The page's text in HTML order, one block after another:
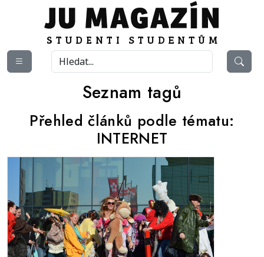
Seznam tagů
Přehled článků podle tématu:
INTERNET